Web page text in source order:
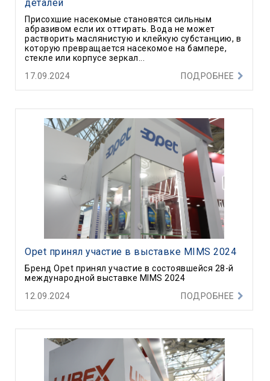
деталей
Присохшие насекомые становятся сильным
абразивом если их оттирать. Вода не может
растворить маслянистую и клейкую субстанцию, в
которую превращается насекомое на бампере,
стекле или корпусе зеркал...
17.09.2024
ПОДРОБНЕЕ
Opet принял участие в выставке MIMS 2024
Бренд Opet принял участие в состоявшейся 28-й
международной выставке MIMS 2024
12.09.2024
ПОДРОБНЕЕ